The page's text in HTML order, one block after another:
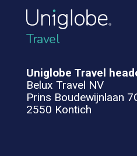
Travel
Uniglobe Travel
Belux Travel NV
Prins Boudewijnlaan
2550 Kontich